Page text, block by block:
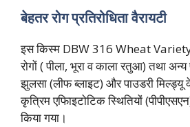
बेहतर रोग प्रतिरोधिता वैरायटी
इस किस्म DBW 316 Wheat
रोगों ( पीला, भूरा व काला रतुआ) तथा अन्य
झुलसा (लीफ ब्लाइट) और पाउडरी मिल्ड्यू
कृत्रिम एफिाइटोटिक स्थितियों
किया गया।